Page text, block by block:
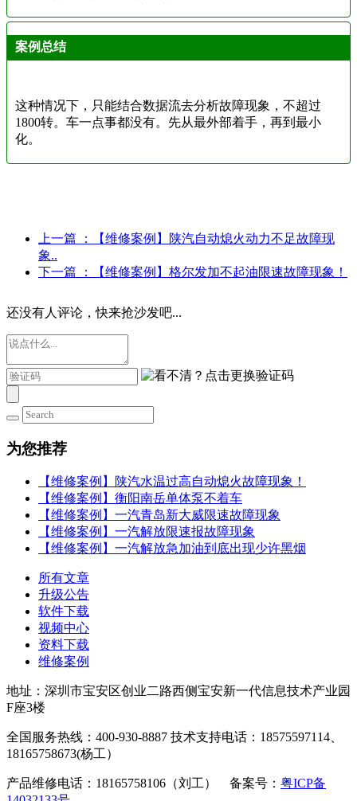
案例总结
这种情况下，只能结合数据流去分析故障现象，不超过
1800转。车一点事都没有。先从最外部着手，再到最小
化。
上一篇
：【维修案例】陕汽自动熄火动力不足故障现
象..
下一篇
：【维修案例】格尔发加不起油限速故障现象！
还没有人评论，快来抢沙发吧...
为您推荐
【维修案例】陕汽水温过高自动熄火故障现象！
【维修案例】衡阳南岳单体泵不着车
【维修案例】一汽青岛新大威限速故障现象
【维修案例】一汽解放限速报故障现象
【维修案例】一汽解放急加油到底出现少许黑烟
所有文章
升级公告
软件下载
视频中心
资料下载
维修案例
地址：深圳市宝安区创业二路西侧宝安新一代信息技术产业园
F座3楼
全国服务热线：400-930-8887 技术支持电话：18575597114、
18165758673(杨工）
产品维修电话：18165758106（刘工） 备案号： 粤ICP备